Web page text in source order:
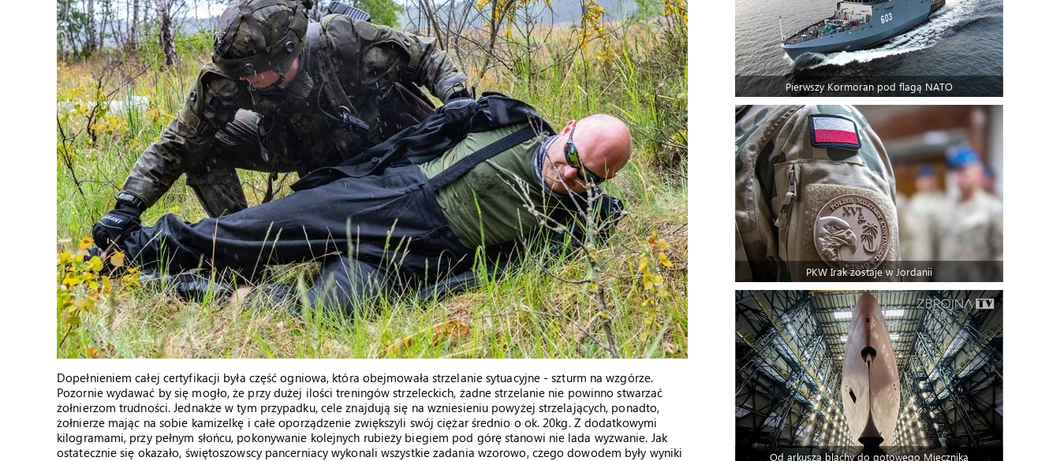
Dopełnieniem całej certyfikacji była część ogniowa, która obejmowała strzelanie sytuacyjne - szturm na wzgórze.
Pozornie wydawać by się mogło, że przy dużej ilości treningów strzeleckich, żadne strzelanie nie powinno stwarzać
żołnierzom trudności. Jednakże w tym przypadku, cele znajdują się na wzniesieniu powyżej strzelających, ponadto,
żołnierze mając na sobie kamizelkę i całe oporządzenie zwiększyli swój ciężar średnio o ok. 20kg. Z dodatkowymi
kilogramami, przy pełnym słońcu, pokonywanie kolejnych rubieży biegiem pod górę stanowi nie lada wyzwanie. Jak
ostatecznie się okazało, świętoszowscy pancerniacy wykonali wszystkie zadania wzorowo, czego dowodem były wyniki
Pierwszy Kormoran pod flagą NATO
PKW Irak zostaje w Jordanii
Od arkusza blachy do gotowego Miecznika